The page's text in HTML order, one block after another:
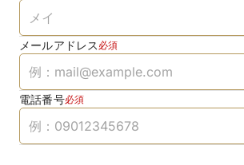
メールアドレス 必須
電話番号必須